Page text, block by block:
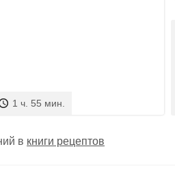
1 ч. 55 мин.
в книги рецептов